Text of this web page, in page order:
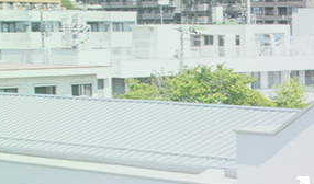
教育方針
教育方針 心・礼・知
礼の育成